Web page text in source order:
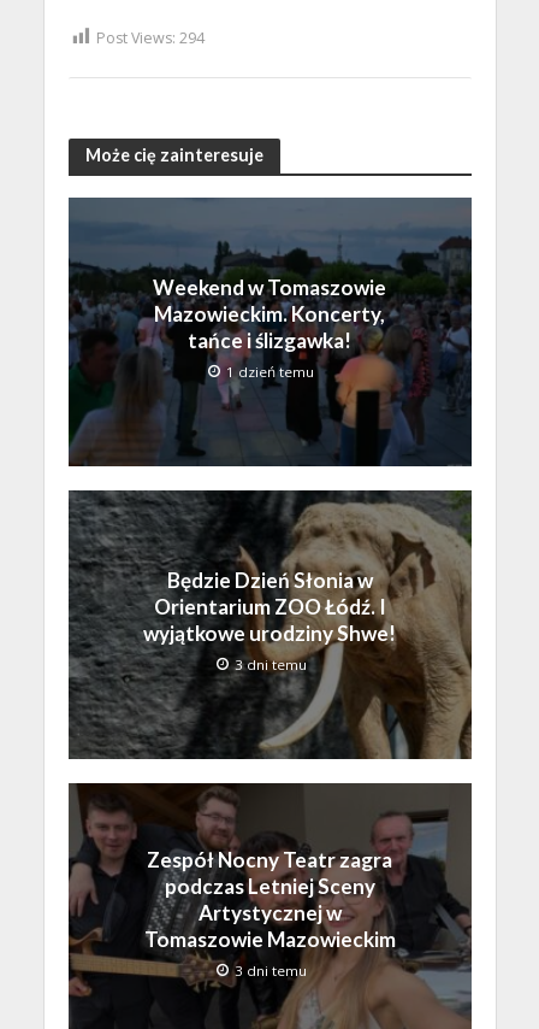
Post Views: 294
Może cię zainteresuje
Weekend w Tomaszowie
Mazowieckim. Koncerty,
tańce i ślizgawka!
1 dzień temu
Będzie Dzień Słonia w
Orientarium ZOO Łódź. I
wyjątkowe urodziny Shwe!
3 dni temu
Zespół Nocny Teatr zagra
podczas Letniej Sceny
Artystycznej w
Tomaszowie Mazowieckim
3 dni temu